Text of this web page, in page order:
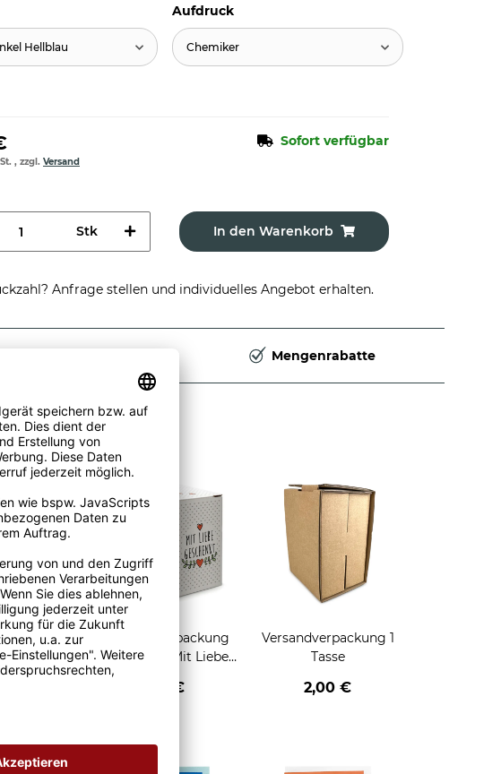
Hellblau
Aufdruck
Chemiker
Sofort verfügbar
, zzgl. Versand
Stk In den Warenkorb
Anfrage stellen und individuelles Angebot erhalten.
Mengenrabatte
1
Fenster
€
Geschenkverpackung
für Tassen - Mit Liebe
2,95 €
Versandverpackung 1
Tasse
2,00 €
Verschenken